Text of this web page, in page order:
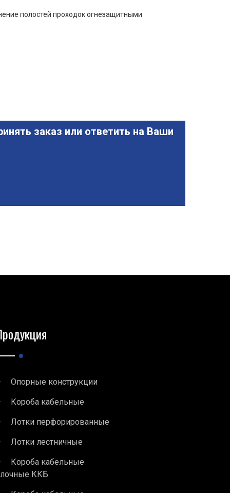
полостей проходок огнезащитными
заказ или ответить на Ваши
Опорные конструкции
Короба кабельные
Лотки перфорированные
Лотки лестничные
Короба кабельные
ККБ